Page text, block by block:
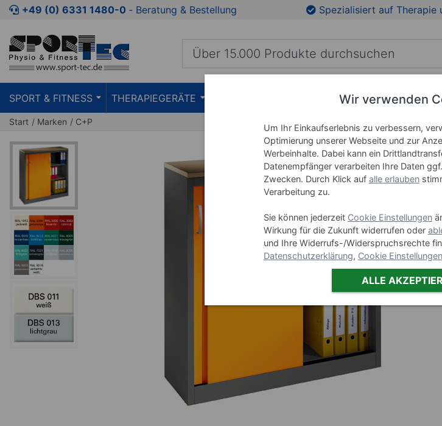
Zum Kaufbereich springen Zur Produktbeschreibung springen Zu den Produktbildern springen
+49 (0) 6331 1480-0 ‐ Beratung & Bestellung Spezialisiert auf Therapie
SPORT & FITNESS THERAPIEGERÄTE LEHRMITTEL
Start Marken C+P
Wir verwenden
Um Ihr Einkaufserlebnis zu verbessern,
Optimierung unserer Webseite und zur
Werbeinhalte. Dabei kann ein
Datenempfänger verarbeiten Ihre Daten
Zwecken. Durch Klick auf alle erlauben
Verarbeitung zu.
Sie können jederzeit Cookie Einstellungen
Wirkung für die Zukunft widerrufen oder
und Ihre Widerrufs-/Widerspruchsrechte
Datenschutzerklärung, Cookie Einstellungen
ALLE